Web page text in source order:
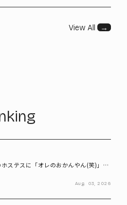
View All →
ステスに「オレのおかんやん(笑)」と
Aug. 03, 2026